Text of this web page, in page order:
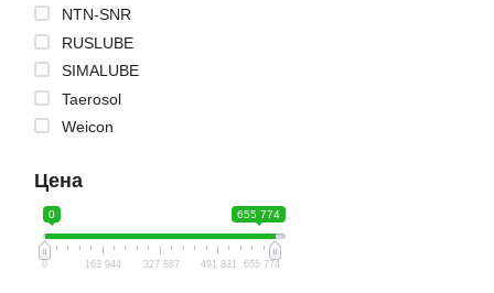
NTN-SNR
RUSLUBE
SIMALUBE
Taerosol
Weicon
Цена
0 655 774
0 163 944 327 887 491 831 655 774